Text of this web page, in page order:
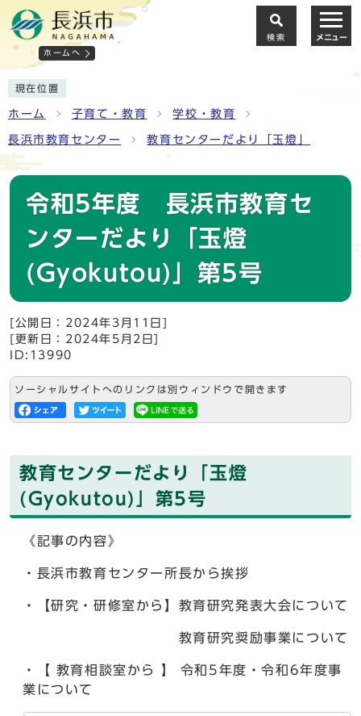
ホームへ
検索 メニュー
現在位置
ホーム 子育て・教育 学校・教育
長浜市教育センター 教育センターだより「玉燈」
令和5年度 長浜市教育セ
ンターだより「玉燈
(Gyokutou)」第5号
[公開日：2024年3月11日]
[更新日：2024年5月2日]
ID:13990
ソーシャルサイトへのリンクは別ウィンドウで開きます
教育センターだより「玉燈
(Gyokutou)」第5号
《記事の内容》
・長浜市教育センター所長から挨拶
・【研究・研修室から】教育研究発表大会について
教育研究奨励事業について
・【 教育相談室から 】 令和5年度・令和6年度事
業について